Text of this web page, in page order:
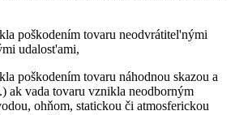
poškodením tovaru neodvrátitel'nými
udalost'ami,
poškodením tovaru náhodnou skazou a
ak vada tovaru vznikla neodborným
ohňom, statickou či atmosferickou